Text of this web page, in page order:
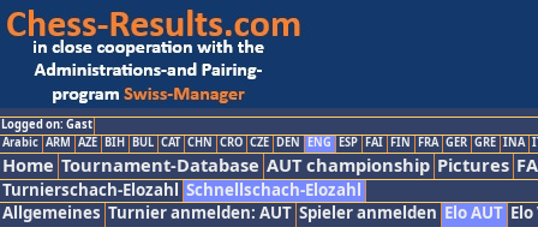
Logged on: Gast
Arabic ARM AZE BIH BUL CAT CHN CRO CZE DEN ENG ESP FAI FIN FRA GER GRE INA
Home Tournament-Database AUT championship Pictures
Turnierschach-Elozahl Schnellschach-Elozahl
Allgemeines Turnier anmelden: AUT Spieler anmelden Elo AUT